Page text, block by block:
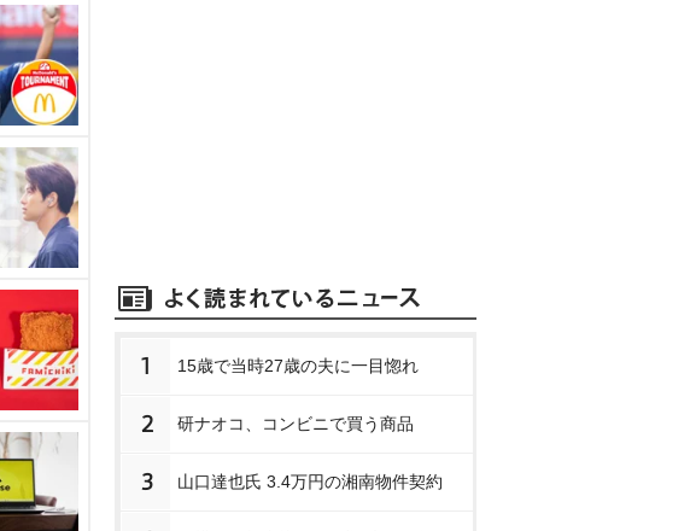
1 15歳で当時27歳の夫に一目惚れ
2 研ナオコ、コンビニで買う商品
3 山口達也氏 3.4万円の湘南物件契約